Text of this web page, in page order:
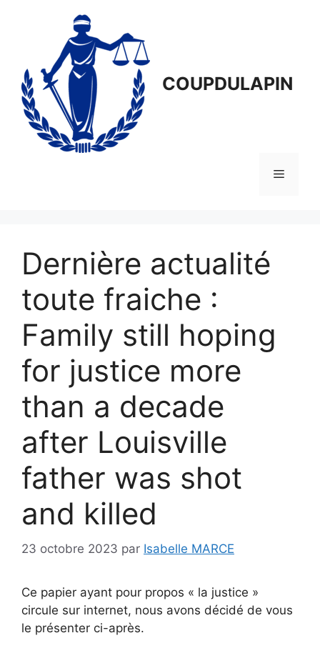
COUPDULAPIN
Menu
Dernière actualité
toute fraiche :
Family still hoping
for justice more
than a decade
after Louisville
father was shot
and killed
23 octobre 2023 par Isabelle MARCE
Ce papier ayant pour propos « la justice »
circule sur internet, nous avons décidé de vous
le présenter ci-après.